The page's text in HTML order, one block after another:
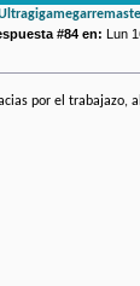
#84 en:
Lun
por el trabajazo,